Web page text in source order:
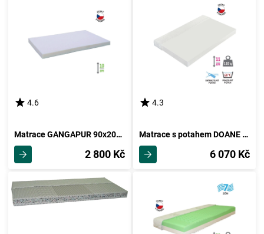
4.6
Matrace GANGAPUR 90x200 cm bez potahu
2 800 Kč
4.3
Matrace s potahem DOANE 140x200 cm
6 070 Kč